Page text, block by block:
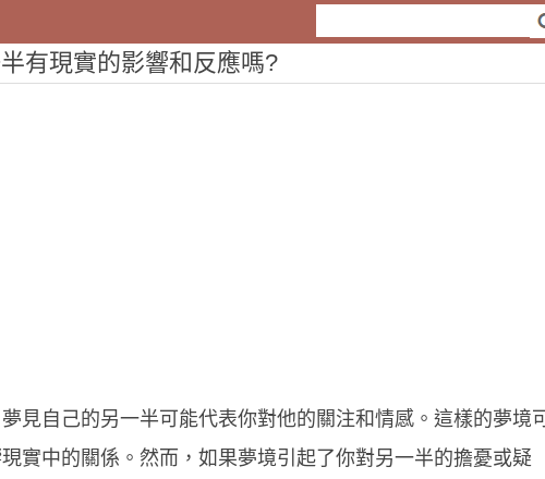
有現實的影響和反應嗎?
見自己的另一半可能代表你對他的關注和情感。這樣的夢境可
實中的關係。然而，如果夢境引起了你對另一半的擔憂或疑